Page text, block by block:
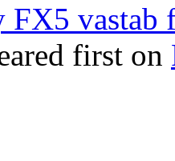
FX5 vastab
first on